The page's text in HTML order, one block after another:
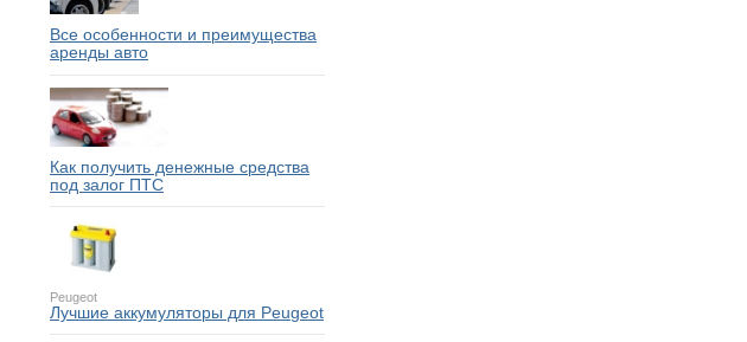
Все особенности и преимущества
аренды авто
Как получить денежные средства
под залог ПТС
Peugeot
Лучшие аккумуляторы для Peugeot